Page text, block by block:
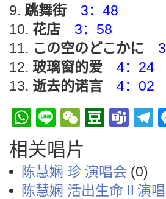
跳舞街
3：48
花店
3：58
この空のどこかに
玻璃窗的爱
4：24
逝去的诺言
4：02
WhatsApp
LineWeChat
相关唱片
陈慧娴 珍 演唱会 (0)
陈慧娴 活出生命Ⅱ演